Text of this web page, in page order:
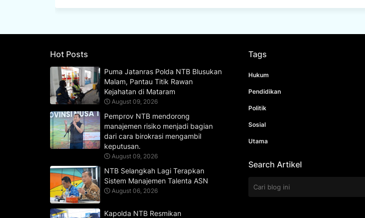
Hot Posts
Puma Jatanras Polda NTB Blusukan
Malam, Pantau Titik Rawan
Kejahatan di Mataram
August 09, 2026
Pemprov NTB mendorong
manajemen risiko menjadi bagian
dari cara birokrasi mengambil
keputusan.
August 09, 2026
NTB Selangkah Lagi Terapkan
Sistem Manajemen Talenta ASN
August 06, 2026
Kapolda NTB Resmikan
Tags
Hukum
Pendidikan
Politik
Sosial
Utama
Search Artikel